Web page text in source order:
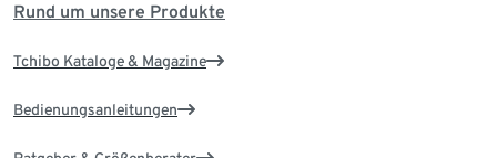
Rund um unsere Produkte
Tchibo Kataloge & Magazine
Bedienungsanleitungen